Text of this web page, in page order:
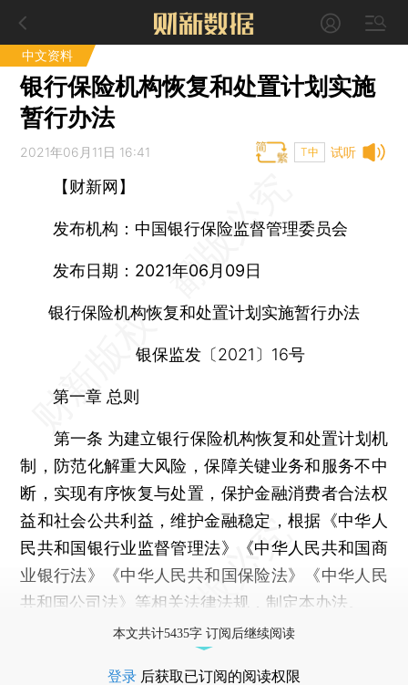
中文资料
银行保险机构恢复和处置计划实施
暂行办法
试听
2021年06月11日 16:41 T中
【财新网】
发布机构：中国银行保险监督管理委员会
发布日期：2021年06月09日
银行保险机构恢复和处置计划实施暂行办法
银保监发〔2021〕16号
第一章 总则
第一条 为建立银行保险机构恢复和处置计划机
制，防范化解重大风险，保障关键业务和服务不中
断，实现有序恢复与处置，保护金融消费者合法权
益和社会公共利益，维护金融稳定，根据《中华人
民共和国银行业监督管理法》《中华人民共和国商
业银行法》《中华人民共和国保险法》《中华人民
共和国公司法》等相关法律法规，制定本办法。
本文共计5435字 订阅后继续阅读
登录 后获取已订阅的阅读权限